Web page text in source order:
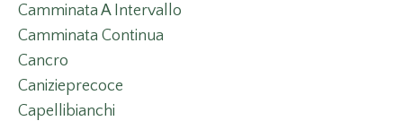
Camminata A Intervallo
Camminata Continua
Cancro
Canizieprecoce
Capellibianchi